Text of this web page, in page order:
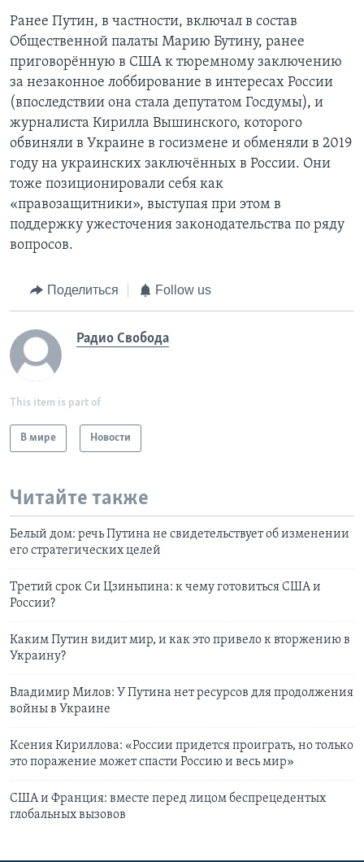
Ранее Путин, в частности, включал в состав
Общественной палаты Марию Бутину, ранее
приговорённую в США к тюремному заключению
за незаконное лоббирование в интересах России
(впоследствии она стала депутатом Госдумы), и
журналиста Кирилла Вышинского, которого
обвиняли в Украине в госизмене и обменяли в 2019
году на украинских заключённых в России. Они
тоже позиционировали себя как
«правозащитники», выступая при этом в
поддержку ужесточения законодательства по ряду
вопросов.
Поделиться Follow us
Радио Свобода
This item is part of
В мире Новости
Читайте также
Белый дом: речь Путина не свидетельствует об изменении
его стратегических целей
Третий срок Си Цзиньпина: к чему готовиться США и
России?
Каким Путин видит мир, и как это привело к вторжению в
Украину?
Владимир Милов: У Путина нет ресурсов для продолжения
войны в Украине
Ксения Кириллова: «России придется проиграть, но только
это поражение может спасти Россию и весь мир»
США и Франция: вместе перед лицом беспрецедентых
глобальных вызовов